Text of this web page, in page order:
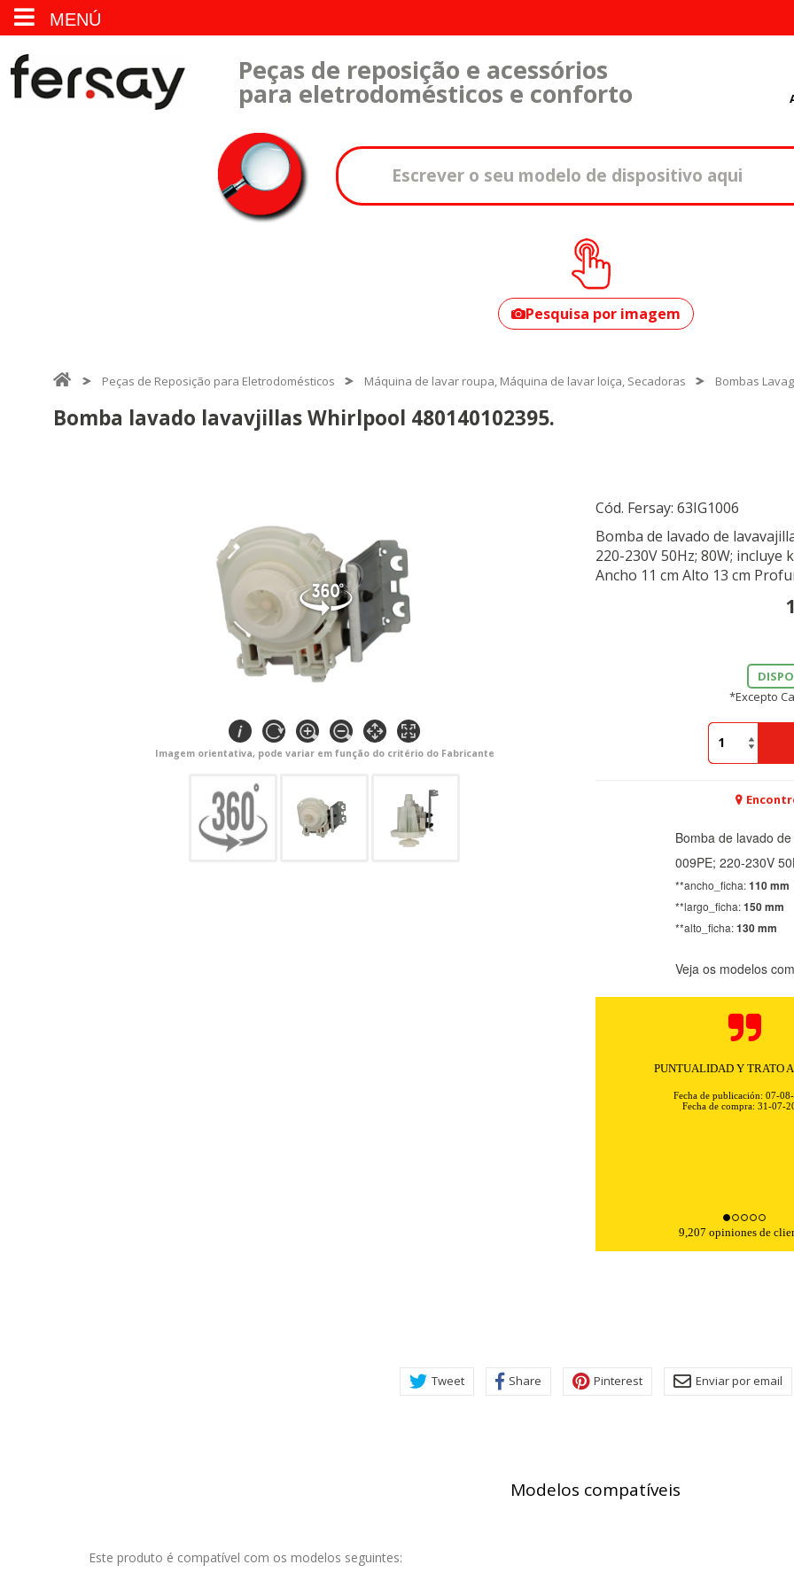
MENÚ
Peças de reposição e acessórios
para eletrodomésticos e conforto
seu modelo?
Pesquisa por imagem
Peças de Reposição para Eletrodomésticos Máquina de lavar roupa, Máquina de lavar loiça, Secadoras Bombas
Bomba lavado lavavjillas Whirlpool 480140102395.
Imagem orientativa, pode variar em função do critério do Fabricante
Cód. Fersay: 63IG1006
Bomba de lavado de
220-230V 50Hz; 80W;
Ancho 11 cm Alto 13 cm
*Excepto
Bomba de lavado
009PE; 220-230V
**ancho_ficha:110 mm
**largo_ficha:150 mm
**alto_ficha:130 mm
Veja os modelos
Rapidez y excelente
Fecha de publicación: 07-
9,207 opiniones de
Tweet Share Pinterest Enviar por email
Modelos compatíveis
Este produto é compatível com os modelos seguintes: